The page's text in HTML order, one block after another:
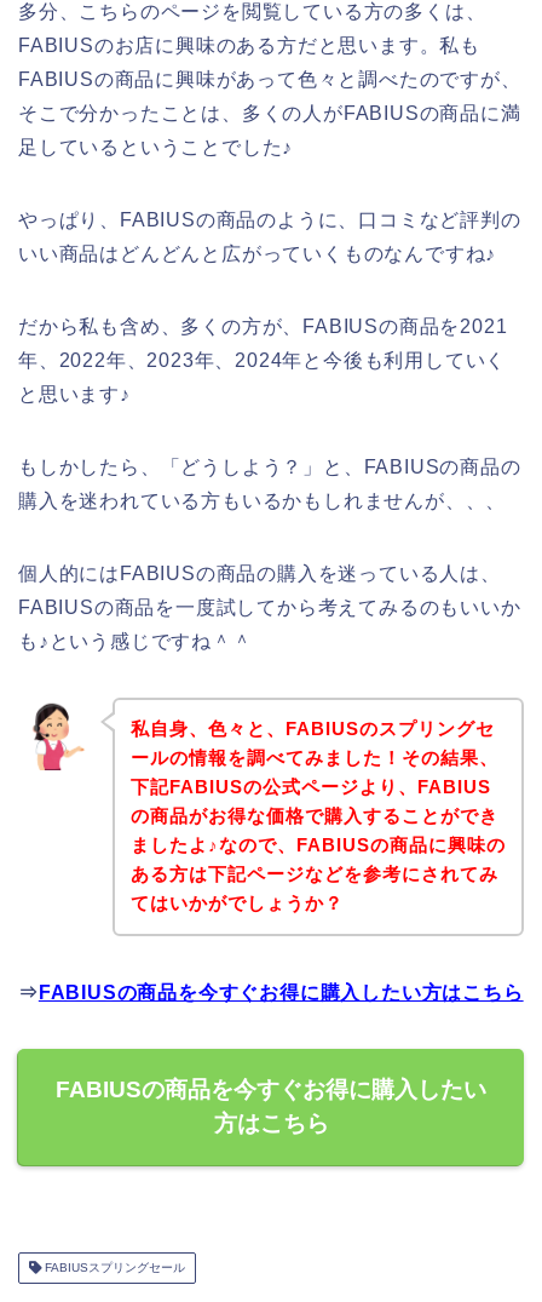
多分、こちらのページを閲覧している方の多くは、
FABIUSのお店に興味のある方だと思います。私も
FABIUSの商品に興味があって色々と調べたのですが、
そこで分かったことは、多くの人がFABIUSの商品に満
足しているということでした♪
やっぱり、FABIUSの商品のように、口コミなど評判の
いい商品はどんどんと広がっていくものなんですね♪
だから私も含め、多くの方が、FABIUSの商品を2021
年、2022年、2023年、2024年と今後も利用していく
と思います♪
もしかしたら、「どうしよう？」と、FABIUSの商品の
購入を迷われている方もいるかもしれませんが、、、
個人的にはFABIUSの商品の購入を迷っている人は、
FABIUSの商品を一度試してから考えてみるのもいいか
も♪という感じですね＾＾
私自身、色々と、FABIUSのスプリングセ
ールの情報を調べてみました！その結果、
下記FABIUSの公式ページより、FABIUS
の商品がお得な価格で購入することができ
ましたよ♪なので、FABIUSの商品に興味の
ある方は下記ページなどを参考にされてみ
てはいかがでしょうか？
⇒ FABIUSの商品を今すぐお得に購入したい方はこちら
FABIUSの商品を今すぐお得に購入したい
方はこちら
FABIUSスプリングセール